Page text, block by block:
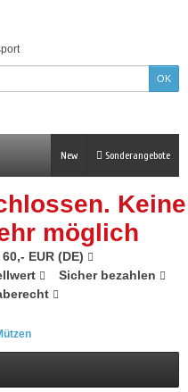
Sonderangebote
New
Keine
möglich
EUR (DE)
Sicher bezahlen